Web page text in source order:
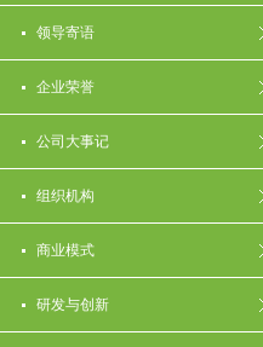
领导寄语
企业荣誉
公司大事记
组织机构
商业模式
研发与创新